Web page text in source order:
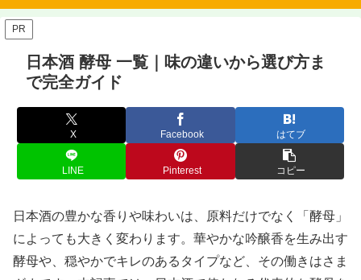
PR
日本酒 酵母 一覧｜味の違いから選び方ま
で完全ガイド
X Facebook はてブ
LINE Pinterest コピー
日本酒の豊かな香りや味わいは、原料だけでなく「酵母」
によっても大きく変わります。華やかな吟醸香を生み出す
酵母や、穏やかでキレのあるタイプなど、その働きはさま